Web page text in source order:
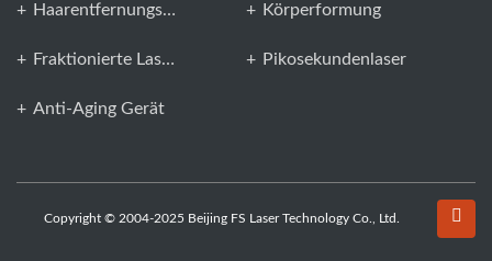
Haarentfernungsgerät Körperformung
Fraktionierte Laser-CO2 Pikosekundenlaser
Anti-Aging Gerät
Copyright © 2004-2025 Beijing FS Laser Technology Co., Ltd.